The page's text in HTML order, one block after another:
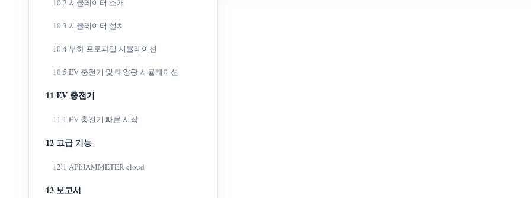
10.2 시뮬레이터 소개
10.3 시뮬레이터 설치
10.4 부하 프로파일 시뮬레이션
10.5 EV 충전기 및 태양광 시뮬레이션
11 EV 충전기
11.1 EV 충전기 빠른 시작
12 고급 기능
12.1 API:IAMMETER-cloud
13 보고서